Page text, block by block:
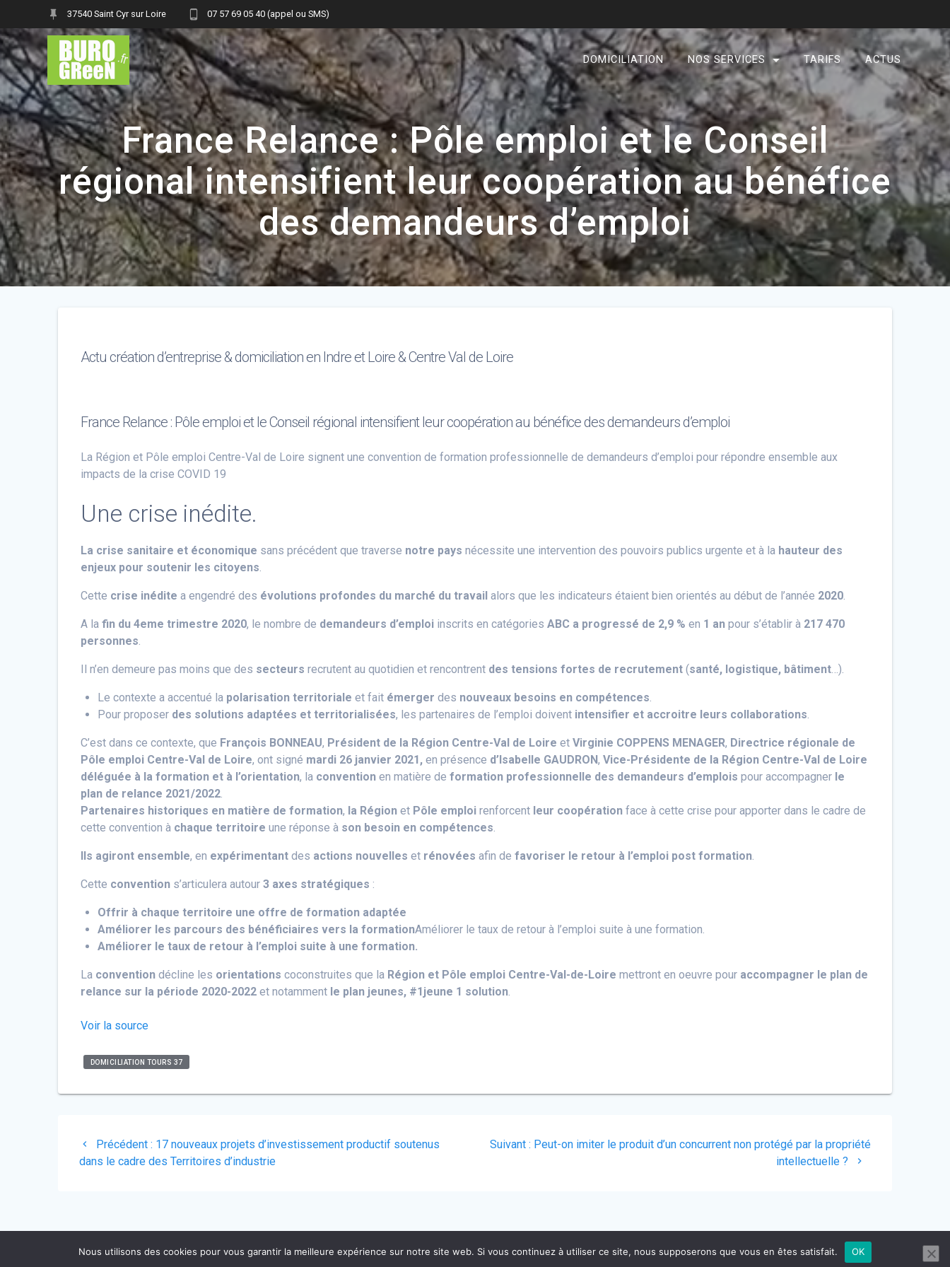
content
37540 Saint Cyr sur Loire 07 57 69 05 40 (appel ou SMS)
DOMICILIATION NOS SERVICES TARIFS ACTUS
France Relance : Pôle emploi et le Conseil
régional intensifient leur coopération au bénéfice
des demandeurs d’emploi
Actu création d’entreprise & domiciliation en Indre et Loire & Centre Val de Loire
France Relance : Pôle emploi et le Conseil régional intensifient leur coopération au bénéfice des demandeurs d’emploi
La Région et Pôle emploi Centre-Val de Loire signent une convention de formation professionnelle de demandeurs d’emploi pour répondre ensemble aux
impacts de la crise COVID 19
Une crise inédite.
La crise sanitaire et économique sans précédent que traverse notre paysnécessite une intervention des pouvoirs publics urgente et à la hauteur des
enjeux pour soutenir les citoyens
Cette crise inéditea engendré des évolutions profondes du marché du travailalors que les indicateurs étaient bien orientés au début de l’année 2020
A lafin du 4eme trimestre 2020, le nombre de demandeurs d’emploi inscrits en catégoriesABC a progressé de 2,9 % en 1 anpour s’établir à 217 470
personnes
Il n’en demeure pas moins que des secteursrecrutent au quotidien et rencontrent des tensions fortes de recrutement(santé, logistique, bâtiment …).
Le contexte a accentué la polarisation territorialeet fait émerger des nouveaux besoins en compétences
Pour proposer des solutions adaptées et territorialisées, les partenaires de l’emploi doivent intensifier et accroitre leurs collaborations
C’est dans ce contexte, que François BONNEAU, Président de la Région Centre-Val de LoireetVirginie COPPENS MENAGER, Directrice régionale de
Pôle emploi Centre-Val de Loire, ont signé mardi 26 janvier 2021, en présence d’Isabelle GAUDRON,Vice-Présidente de la Région Centre-Val de Loire
déléguée à la formation et à l’orientation, la convention en matière deformation professionnelle des demandeurs d’emploispour accompagner le
plan de relance 2021/2022
Partenaires historiques en matière de formation, la Région et Pôle emploi renforcent leur coopérationface à cette crise pour apporter dans le cadre de
cette convention à chaque territoireune réponse à son besoin en compétences
Ils agiront ensemble, en expérimentant des actions nouvelleset rénovées afin defavoriser le retour à l’emploi post formation
Cette convention s’articulera autour3 axes stratégiques :
Offrir à chaque territoire une offre de formation adaptée
Améliorer les parcours des bénéficiaires vers la formationAméliorer le taux de retour à l’emploi suite à une formation.
Améliorer le taux de retour à l’emploi suite à une formation.
La convention décline les orientations coconstruites que la Région et Pôle emploi Centre-Val-de-Loiremettront en oeuvre pour accompagner le plan de
relance sur la période 2020-2022 et notamment le plan jeunes, #1jeune 1 solution
Voir la source
DOMICILIATION TOURS 37
Navigation
de
Précédent : Article
précédent
17 nouveaux projets d’investissement productif soutenus
dans le cadre des Territoires d’industrie
Suivant : Article
Peut-on imiter le produit d’un concurrent non protégé par la propriété
intellectuelle ?
Nous utilisons des cookies pour vous garantir la meilleure expérience sur notre site web. Si vous continuez à utiliser ce site, nous supposerons que vous en êtes satisfait. OK